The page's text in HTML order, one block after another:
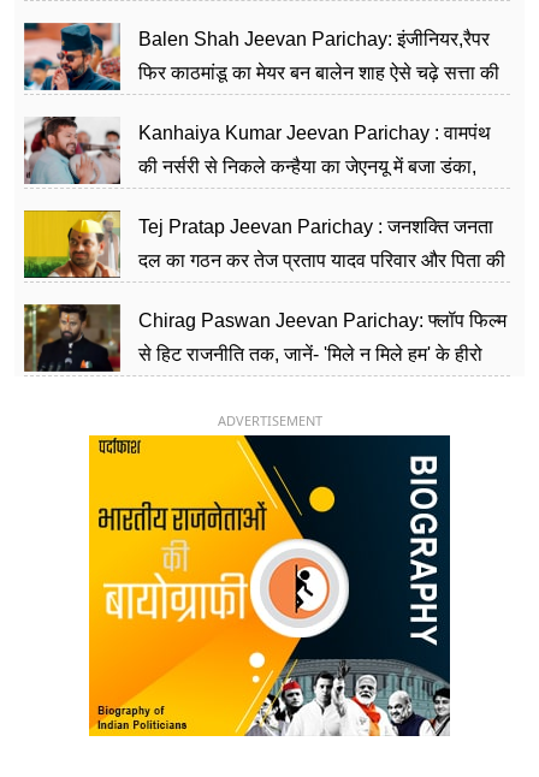
Balen Shah Jeevan Parichay: इंजीनियर,रैपर
फिर काठमांडू का मेयर बन बालेन शाह ऐसे चढ़े सत्ता की
Kanhaiya Kumar Jeevan Parichay : वामपंथ
की नर्सरी से निकले कन्हैया का जेएनयू में बजा डंका,
Tej Pratap Jeevan Parichay : जनशक्ति जनता
दल का गठन कर तेज प्रताप यादव परिवार और पिता की
Chirag Paswan Jeevan Parichay: फ्लॉप फिल्म
से हिट राजनीति तक, जानें- 'मिले न मिले हम' के हीरो
ADVERTISEMENT